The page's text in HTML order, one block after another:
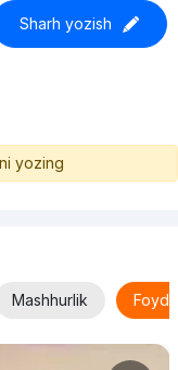
Sharh yozish
yozing
Mashhurlik